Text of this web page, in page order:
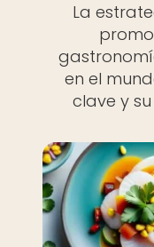
La
en el
clave y